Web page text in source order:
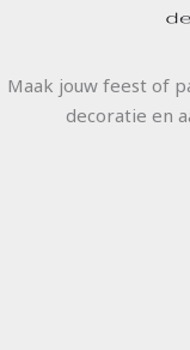
Maak jouw feest of
decoratie en